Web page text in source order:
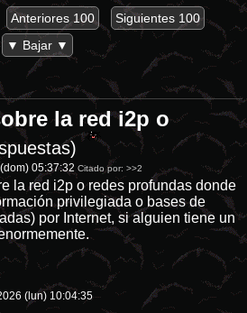
Anteriores 100
Siguientes 100
▼ Bajar ▼
la red i2p o
05:37:32 Citado por:>>2
la red i2p o redes profundas donde
privilegiada o bases de
por Internet, si alguien tiene un
(lun) 10:04:35